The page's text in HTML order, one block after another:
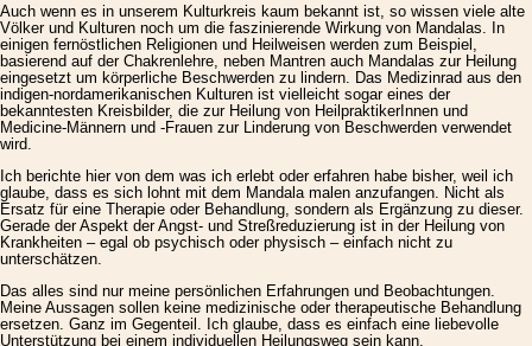
Auch wenn es in unserem Kulturkreis kaum bekannt ist, so wissen viele alte
Völker und Kulturen noch um die faszinierende Wirkung von Mandalas. In
einigen fernöstlichen Religionen und Heilweisen werden zum Beispiel,
basierend auf der Chakrenlehre, neben Mantren auch Mandalas zur Heilung
eingesetzt um körperliche Beschwerden zu lindern. Das Medizinrad aus den
indigen-nordamerikanischen Kulturen ist vielleicht sogar eines der
bekanntesten Kreisbilder, die zur Heilung von HeilpraktikerInnen und
Medicine-Männern und -Frauen zur Linderung von Beschwerden verwendet
wird.
Ich berichte hier von dem was ich erlebt oder erfahren habe bisher, weil ich
glaube, dass es sich lohnt mit dem Mandala malen anzufangen. Nicht als
Ersatz für eine Therapie oder Behandlung, sondern als Ergänzung zu dieser.
Gerade der Aspekt der Angst- und Streßreduzierung ist in der Heilung von
Krankheiten – egal ob psychisch oder physisch – einfach nicht zu
unterschätzen.
Das alles sind nur meine persönlichen Erfahrungen und Beobachtungen.
Meine Aussagen sollen keine medizinische oder therapeutische Behandlung
ersetzen. Ganz im Gegenteil. Ich glaube, dass es einfach eine liebevolle
Unterstützung bei einem individuellen Heilungsweg sein kann.